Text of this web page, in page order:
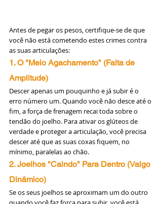
Antes de pegar os pesos, certifique-se de que
você não está cometendo estes crimes contra
as suas articulações:
1. O "Meio Agachamento" (Falta de
Amplitude)
Descer apenas um pouquinho e já subir é o
erro número um. Quando você não desce até o
fim, a força de frenagem recai toda sobre o
tendão do joelho. Para ativar os glúteos de
verdade e proteger a articulação, você precisa
descer até que as suas coxas fiquem, no
mínimo, paralelas ao chão.
2. Joelhos "Caindo" Para Dentro (Valgo
Dinâmico)
Se os seus joelhos se aproximam um do outro